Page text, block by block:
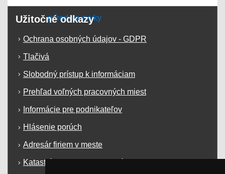
Užitočné odkazy
Ochrana osobných údajov - GDPR
Tlačivá
Slobodný prístup k informáciam
Prehľad voľných pracovných miest
Informácie pre podnikateľov
Hlásenie porúch
Adresár firiem v meste
Katastrálna mapa mesta Krásno n/K